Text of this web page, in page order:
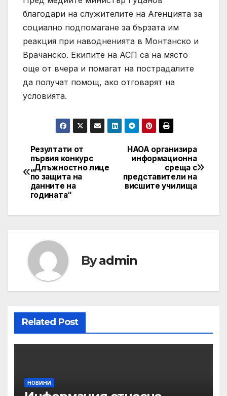
благодари на служителите на Агенцията за
социално подпомагане за бързата им
реакция при наводненията в Монтанско и
Врачанско. Екипите на АСП са на място
още от вчера и помагат на пострадалите
да получат помощ, ако отговарят на
условията.
Post
navigation
НАОА организира
информационна
среща с
представители на
висшите училища
Резултати от
първия конкурс
„Длъжностно лице
по защита на
данните на
годината“
Byadmin
Related Post
НОВИНИ